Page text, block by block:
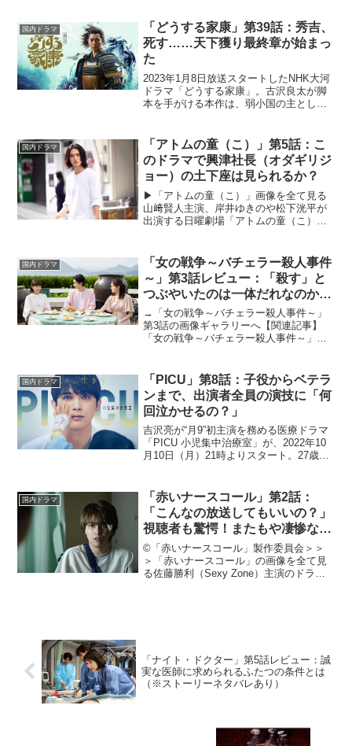
筆者は、少し前までそう思っていまし
た。しかし、それ...
国内ドラマ
「どうする家康」第39話：秀吉、
死す……天下獲り最終章が始まっ
た
2023年1月8日放送スタートしたNHK大河
ドラマ「どうする家康」。古沢良太が脚
本を手がける本作は、弱小国の主として
ドラマ初主演となる松本潤が、従来のイ
メージとは異なる...
国内ドラマ
「アトムの童（こ）」第5話：こ
のドラマで興津社長（オダギリジ
ョー）の土下座は見られるか？
▶︎「アトムの童（こ）」画像を全て見る
山﨑賢人主演、岸井ゆきのや松下洸平が
出演する日曜劇場「アトムの童（こ）」
た）は、凄腕の若きゲームクリエイタ
ー。とある事件を...
国内ドラマ
「女の戦争～バチェラー殺人事件
～」第3話レビュー：「殺す」と
つぶやいたのは一体だれなのか？
戦々恐々とする展開で目が離せな
い！（※ストーリーネタバレあ
り）
→「女の戦争～バチェラー殺人事件～」
第3話の画像ギャラリーへ【関連記事】
「女の戦争～バチェラー殺人事件～」第1
華麗でハイスペックな御曹司バチェラー
を巡る、7人の女性た...
国内ドラマ
「PICU」第8話：子役からベテラ
ンまで、出演者全員の演技に「何
回泣かせるの？」
吉沢亮が“月9”初主演を務める医療ドラマ
「PICU 小児集中治療室」が、2022年10
月10日（月）21時よりスタート。27歳の
で奮闘する。共演は、安田顕、木村文
乃...
国内ドラマ
「赤いナースコール」第2話：
「こんなの放送してもいいの？」
視聴者も驚愕！またもや凄惨な殺
人事件が発生！
©「赤いナースコール」製作委員会＞＞
＞「赤いナースコール」の画像を全て見
る佐藤勝利（Sexy Zone）主演のドラマ
「ナイト・ドクター」第5話レビュー：誠
実な医師に求められるふたつの条件とは
（※ストーリーネタバレあり）